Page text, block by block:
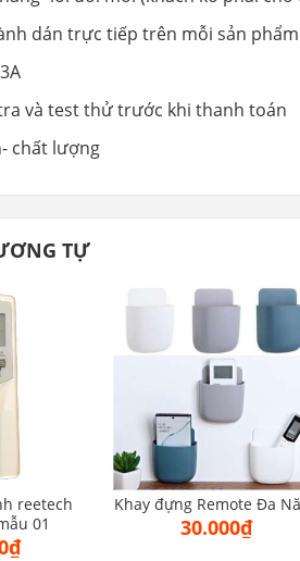
dán trực tiếp trên mỗi sản phẩm
và test thử trước khi thanh toán
chất lượng
TỰ
reetech
01
Khay đựng Remote Đa
30.000₫